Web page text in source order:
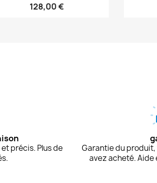
128,00 €
précis. Plus de
Garantie du
avez acheté.